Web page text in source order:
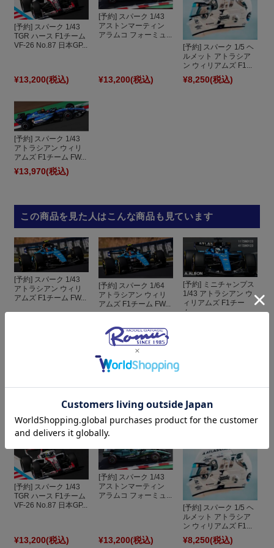
[予約] スパーク 1/43
TGR ハース F1チーム
VF-26 No.87 日本GP...
¥13,200(税込)
[予約] スパーク 1/43
アストンマーティン
アラムコ フォーミュ...
¥13,200(税込)
[予約] スパーク 1/5 ヘ
ルメット アトラシア
ン ウィリアムズ F1...
¥8,250(税込)
[予約] スパーク 1/43
アトラシアン ウィリ
アムズ F1チーム FW...
¥13,970(税込)
この商品を見た人はこんな商品も見ています
[予約] スパーク 1/43
アトラシアン ウィリ
アムズ F1チーム FW...
[予約] スパーク 1/64
アトラシアン ウィリ
アムズ F1チーム FW...
[予約] ミニチャンプス
1/43 アトラシアン ウ
ィリアムズ F1チー
ム...
¥13,970(税込)
[予約] ミニチャンプス
ィリアムズ F1チー
ム...
¥6,050(税込) ¥13,200(税込)
[予約] スパーク 1/43
TGR ハース F1チーム
VF-26 No.87 日本GP...
¥13,200(税込)
[予約] スパーク 1/43
アストンマーティン
アラムコ フォーミュ...
¥13,200(税込)
[予約] スパーク 1/5 ヘ
ルメット アトラシア
ン ウィリアムズ F1...
¥8,250(税込)